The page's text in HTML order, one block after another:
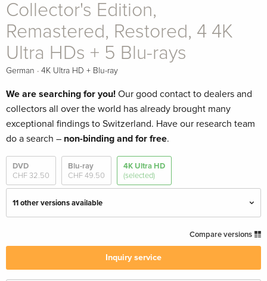
Collector's Edition,
Remastered, Restored, 4 4K
Ultra HDs + 5 Blu-rays
German · 4K Ultra HD + Blu-ray
We are searching for you! Our good contact to dealers and
collectors all over the world has already brought many
exceptional findings to Switzerland. Have our research team
do a search – non-binding and for free.
DVD
CHF 32.50
Blu-ray
CHF 49.50
4K Ultra HD
(selected)
11 other versions available
CHF 109.50
Compare versions
Inquiry service